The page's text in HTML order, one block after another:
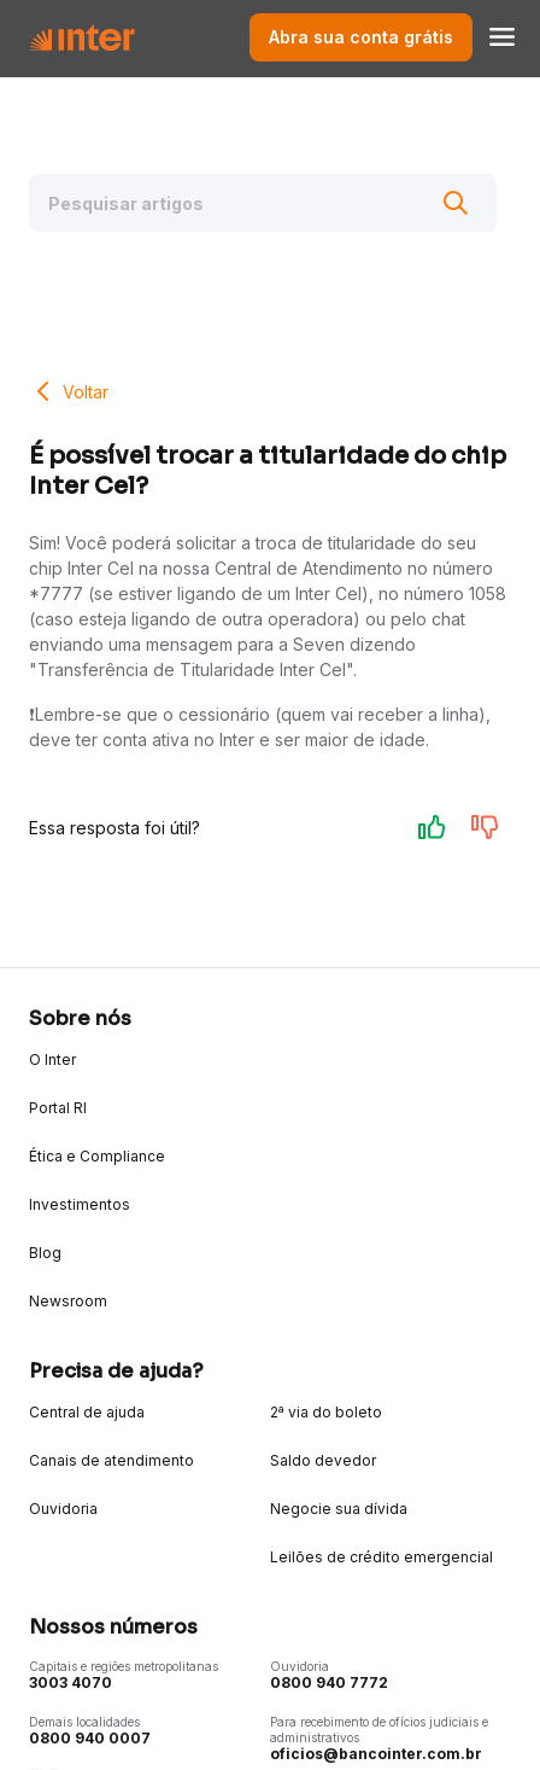
Abra sua conta grátis
Voltar
É possível trocar a titularidade do chip
Inter Cel?
Sim! Você poderá solicitar a troca de titularidade do seu
chip Inter Cel na nossa Central de Atendimento no número
*7777 (se estiver ligando de um Inter Cel), no número 1058
(caso esteja ligando de outra operadora) ou pelo chat
enviando uma mensagem para a Seven dizendo
"Transferência de Titularidade Inter Cel".
❗️Lembre-se que o cessionário (quem vai receber a linha),
deve ter conta ativa no Inter e ser maior de idade.
Essa resposta foi útil?
Sobre nós
O Inter
Portal RI
Ética e Compliance
Investimentos
Blog
Newsroom
Precisa de ajuda?
Central de ajuda
Canais de atendimento
Ouvidoria
2ª via do boleto
Saldo devedor
Negocie sua dívida
Leilões de crédito emergencial
Nossos números
Capitais e regiões metropolitanas
3003 4070
Demais localidades
0800 940 0007
Ouvidoria
0800 940 7772
Para recebimento de ofícios judiciais e
administrativos
oficios@bancointer.com.br